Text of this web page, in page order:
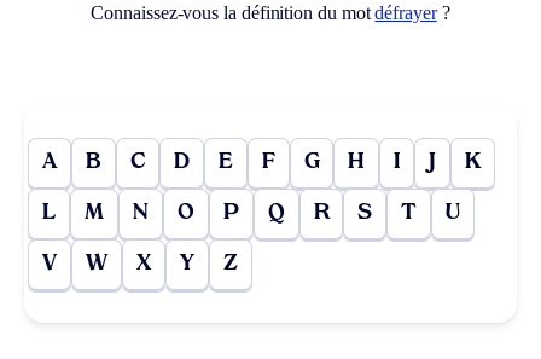
Connaissez-vous la définition du motdéfrayer?
A B C D E F G H I J K
L M N O P Q R S T U
V W X Y Z